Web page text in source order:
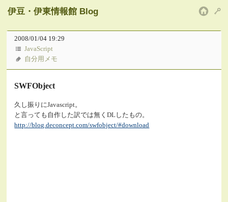
伊豆・伊東情報館 Blog
2008/01/04 19:29
JavaScript
自分用メモ
SWFObject
久し振りにJavascript。
と言っても自作した訳では無くDLしたもの。
http://blog.deconcept.com/swfobject/#download